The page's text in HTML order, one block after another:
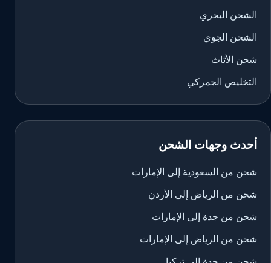
الشحن البحري
الشحن الجوي
شحن الأثاث
التخليص الجمركي
أحدث وجهات الشحن
شحن من السعودية إلى الإمارات
شحن من الرياض إلى الأردن
شحن من جدة إلى الإمارات
شحن من الرياض إلى الإمارات